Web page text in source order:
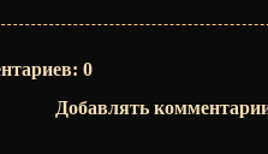
: 0
Добавлять